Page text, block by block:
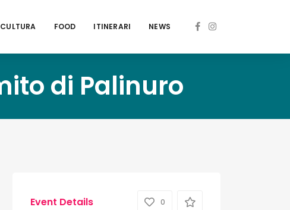
CULTURA FOOD ITINERARI NEWS
di Palinuro
Event Details 0